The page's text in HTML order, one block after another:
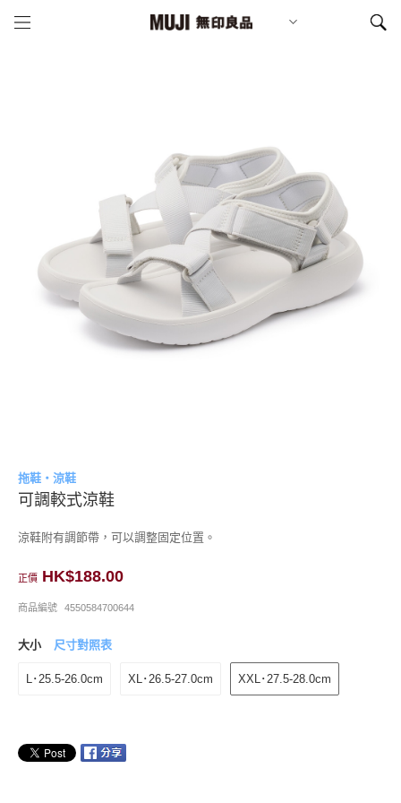
拖鞋・涼鞋
可調較式涼鞋
涼鞋附有調節帶，可以調整固定位置。
正價 HK$188.00
商品編號 4550584700644
大小 尺寸對照表
L･25.5-26.0cm XL･26.5-27.0cm XXL･27.5-28.0cm